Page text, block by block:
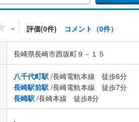
- 評価(0件) コメント（0件）
長崎県長崎市西坂町９－１５
八千代町駅 /長崎電軌本線 徒歩6分
長崎駅前駅 /長崎電軌本線 徒歩7分
長崎駅 /長崎本線 徒歩8分